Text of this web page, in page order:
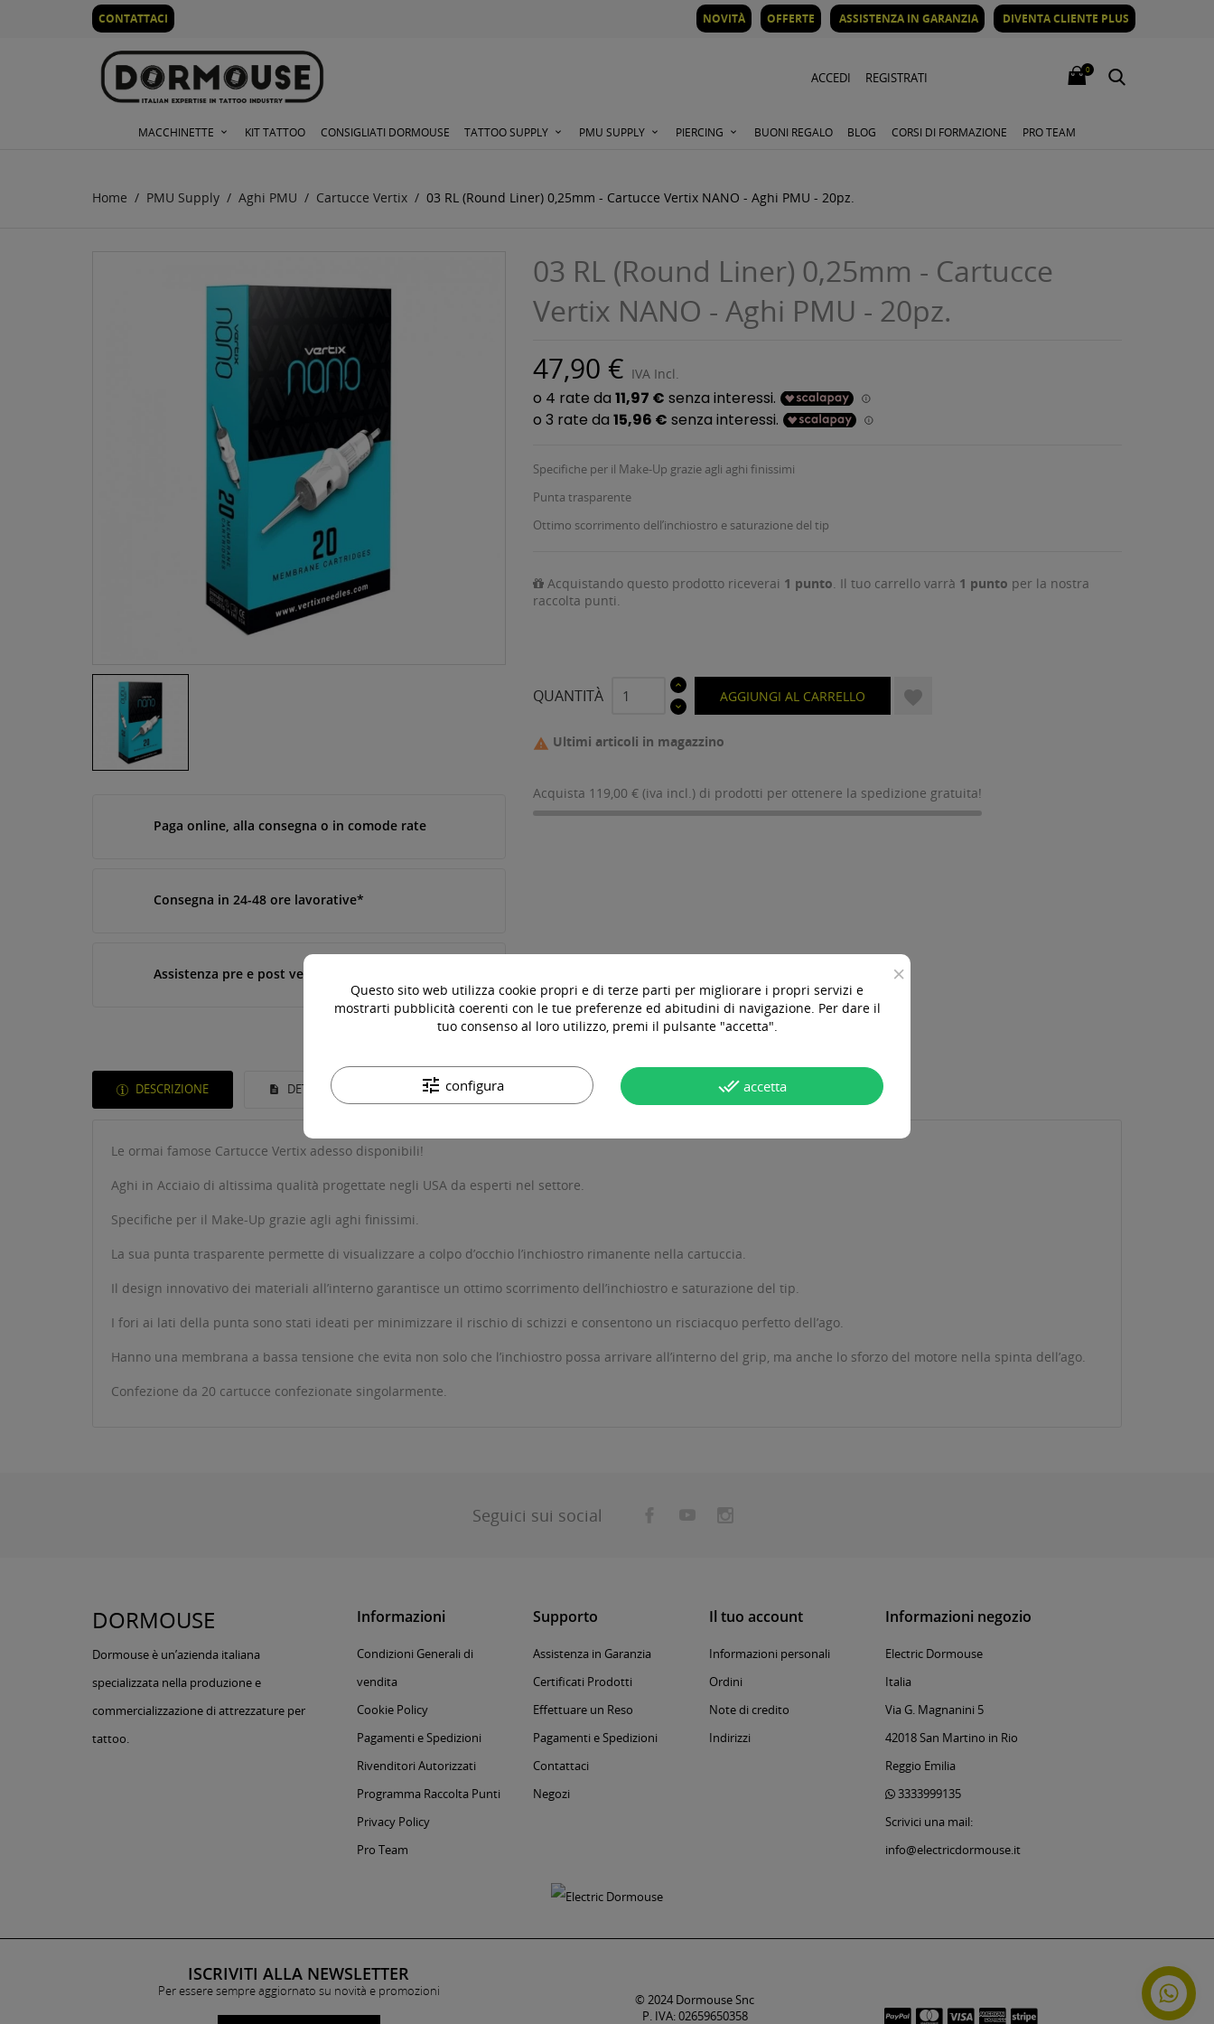
CONTATTACI NOVITÀ OFFERTE ASSISTENZA IN GARANZIA DIVENTA CLIENTE PLUS
ACCEDI REGISTRATI
0
MACCHINETTE KIT TATTOO CONSIGLIATI DORMOUSE TATTOO SUPPLY PMU SUPPLY PIERCING BUONI REGALO BLOG CORSI DI FORMAZIONE PRO TEAM
Home PMU Supply Aghi PMU Cartucce Vertix 03 RL (Round Liner) 0,25mm - Cartucce Vertix NANO - Aghi PMU - 20pz.
Paga online, alla consegna o in comode rate
Consegna in 24-48 ore lavorative*
Assistenza pre e post vendita
03 RL (Round Liner) 0,25mm - Cartucce
Vertix NANO - Aghi PMU - 20pz.
47,90 € IVA Incl.
Specifiche per il Make-Up grazie agli aghi finissimi
Punta trasparente
Ottimo scorrimento dell’inchiostro e saturazione del tip
Acquistando questo prodotto riceverai 1 punto. Il tuo carrello varrà 1 punto per la nostra
raccolta punti.
QUANTITÀ AGGIUNGI AL CARRELLO 
 Ultimi articoli in magazzino
Acquista 119,00 € (iva incl.) di prodotti per ottenere la spedizione gratuita!
DESCRIZIONE DETTAGLI DEL PRODOTTO DOMANDE & RISPOSTE
Le ormai famose Cartucce Vertix adesso disponibili!
Aghi in Acciaio di altissima qualità progettate negli USA da esperti nel settore.
Specifiche per il Make-Up grazie agli aghi finissimi.
La sua punta trasparente permette di visualizzare a colpo d’occhio l’inchiostro rimanente nella cartuccia.
Il design innovativo dei materiali all’interno garantisce un ottimo scorrimento dell’inchiostro e saturazione del tip.
I fori ai lati della punta sono stati ideati per minimizzare il rischio di schizzi e consentono un risciacquo perfetto dell’ago.
Hanno una membrana a bassa tensione che evita non solo che l’inchiostro possa arrivare all’interno del grip, ma anche lo sforzo del motore nella spinta dell’ago.
Confezione da 20 cartucce confezionate singolarmente.
Seguici sui social
DORMOUSE
Dormouse è un’azienda italiana
specializzata nella produzione e
commercializzazione di attrezzature per
tattoo.
Informazioni
Condizioni Generali di
vendita
Cookie Policy
Pagamenti e Spedizioni
Rivenditori Autorizzati
Programma Raccolta Punti
Privacy Policy
Pro Team
Supporto
Assistenza in Garanzia
Certificati Prodotti
Effettuare un Reso
Pagamenti e Spedizioni
Contattaci
Negozi
Il tuo account
Informazioni personali
Ordini
Note di credito
Indirizzi
Informazioni negozio
Electric Dormouse
Italia
Via G. Magnanini 5
42018 San Martino in Rio
Reggio Emilia
3333999135
Scrivici una mail:
info@electricdormouse.it
ISCRIVITI ALLA NEWSLETTER
Per essere sempre aggiornato su novità e promozioni
© 2024 Dormouse Snc
P. IVA: 02659650358
×
Questo sito web utilizza cookie propri e di terze parti per migliorare i propri servizi e
mostrarti pubblicità coerenti con le tue preferenze ed abitudini di navigazione. Per dare il
tuo consenso al loro utilizzo, premi il pulsante "accetta".
tune configura done_all accetta